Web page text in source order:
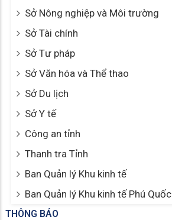
Sở Nông nghiệp và Môi trường
Sở Tài chính
Sở Tư pháp
Sở Văn hóa và Thể thao
Sở Du lịch
Sở Y tế
Công an tỉnh
Thanh tra Tỉnh
Ban Quản lý Khu kinh tế
Ban Quản lý Khu kinh tế Phú Quốc
THÔNG BÁO